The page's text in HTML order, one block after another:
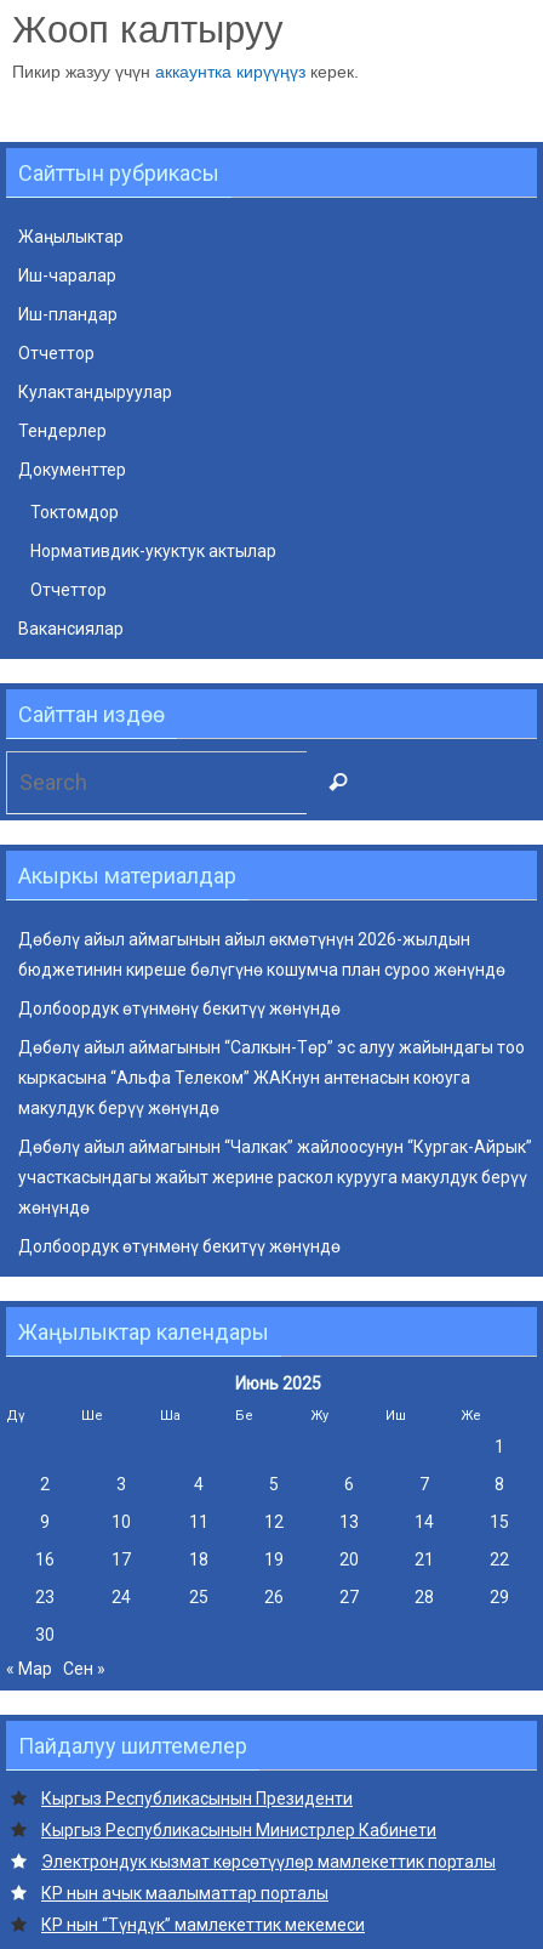
Жооп калтыруу
Пикир жазуу үчүн аккаунтка кирүүңүз керек.
Сайттын рубрикасы
Жаңылыктар
Иш-чаралар
Иш-пландар
Отчеттор
Кулактандыруулар
Тендерлер
Документтер
Токтомдор
Нормативдик-укуктук актылар
Отчеттор
Вакансиялар
Сайттан издөө
Search
Акыркы материалдар
Дөбөлү айыл аймагынын айыл өкмөтүнүн 2026-жылдын
бюджетинин киреше бөлүгүнө кошумча план суроо жөнүндө
Долбоордук өтүнмөнү бекитүү жөнүндө
Дөбөлү айыл аймагынын “Салкын-Төр” эс алуу жайындагы тоо
кыркасына “Альфа Телеком” ЖАКнун антенасын коюуга
макулдук берүү жөнүндө
Дөбөлү айыл аймагынын “Чалкак” жайлоосунун “Кургак-Айрык”
участкасындагы жайыт жерине раскол курууга макулдук берүү
жөнүндө
Долбоордук өтүнмөнү бекитүү жөнүндө
Жаңылыктар календары
Июнь 2025
Дү Ше Ша Бе Жу Иш Же
1
2
3 4 5 6 7
8
9
10 11 12 13 14
15
16
17 18 19 20 21
22
23
24 25 26 27 28
29
30
« Мар
Сен »
Пайдалуу шилтемелер
Кыргыз Республикасынын Президенти
Кыргыз Республикасынын Министрлер Кабинети
Электрондук кызмат көрсөтүүлөр мамлекеттик порталы
КР нын ачык маалыматтар порталы
КР нын “Түндүк” мамлекеттик мекемеси